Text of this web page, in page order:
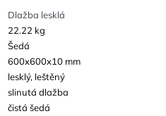
Dlažba lesklá
22.22 kg
Šedá
600x600x10 mm
lesklý, leštěný
slinutá dlažba
čistá šedá